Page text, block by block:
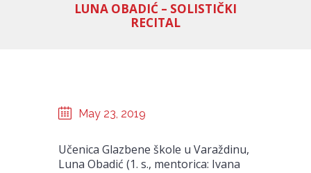
LUNA OBADIĆ – SOLISTIČKI
RECITAL
May 23, 2019
Učenica Glazbene škole u Varaždinu,
Luna Obadić (1. s., mentorica: Ivana